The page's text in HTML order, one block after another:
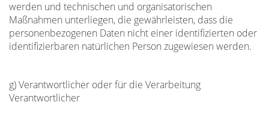
werden und technischen und organisatorischen
Maßnahmen unterliegen, die gewährleisten, dass die
personenbezogenen Daten nicht einer identifizierten oder
identifizierbaren natürlichen Person zugewiesen werden.
g) Verantwortlicher oder für die Verarbeitung
Verantwortlicher